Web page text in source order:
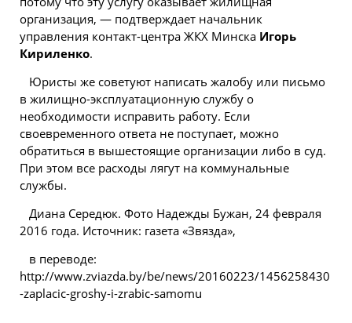
организация, — подтверждает начальник
управления контакт-центра ЖКХ Минска Игорь
Кириленко.
Юристы же советуют написать жалобу или письмо
в жилищно-эксплуатационную службу о
необходимости исправить работу. Если
своевременного ответа не поступает, можно
обратиться в вышестоящие организации либо в суд.
При этом все расходы лягут на коммунальные
службы.
Диана Середюк. Фото Надежды Бужан, 24 февраля
2016 года. Источник: газета «Звязда»,
в переводе:
http://www.zviazda.by/be/news/20160223/1456258430
-zaplacic-groshy-i-zrabic-samomu